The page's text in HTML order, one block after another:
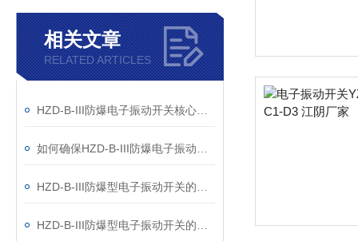
相关文章
RELATED ARTICLES